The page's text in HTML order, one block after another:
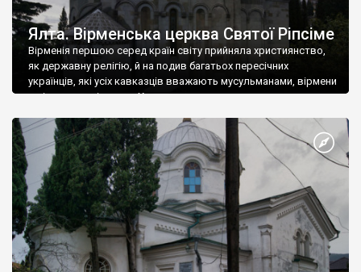
Ялта. Вірменська церква Святої Ріпсіме
Вірменія першою серед країн світу прийняла християнство,
як державну релігію, й на подив багатьох пересічних
українців, які усіх кавказців вважають мусульманами, вірмени
є відданими вірянами Христа